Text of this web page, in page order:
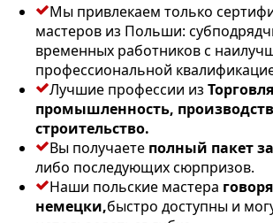
Мы привлекаем только
мастеров из Польши:
временных работников с
профессиональной
Лучшие профессии из
промышленность,
строительство.
Вы получаете полный пакет
либо последующих сюрпризов.
Наши польские мастера
немецки,быстро доступны и